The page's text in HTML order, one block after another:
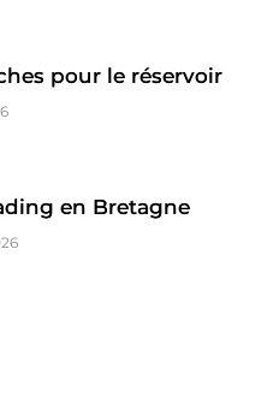
pour le réservoir
en Bretagne